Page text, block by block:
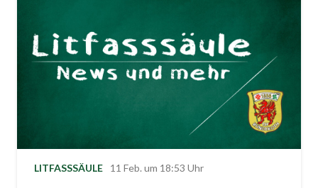
LITFASSSÄULE 11 Feb. um 18:53 Uhr